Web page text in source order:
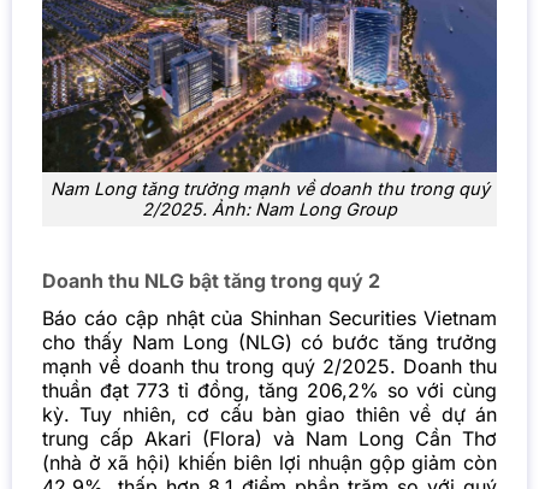
Nam Long tăng trưởng mạnh về doanh thu trong quý
2/2025. Ảnh: Nam Long Group
Doanh thu NLG bật tăng trong quý 2
Báo cáo cập nhật của Shinhan Securities Vietnam
cho thấy Nam Long (NLG) có bước tăng trưởng
mạnh về doanh thu trong quý 2/2025. Doanh thu
thuần đạt 773 tỉ đồng, tăng 206,2% so với cùng
kỳ. Tuy nhiên, cơ cấu bàn giao thiên về dự án
trung cấp Akari (Flora) và Nam Long Cần Thơ
(nhà ở xã hội) khiến biên lợi nhuận gộp giảm còn